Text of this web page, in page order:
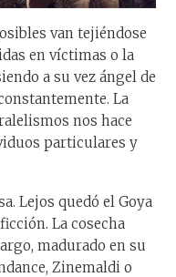
van tejiéndose
en víctimas o la
a su vez ángel de
La
nos hace
particulares y
Lejos quedó el Goya
La cosecha
madurado en su
Zinemaldi o